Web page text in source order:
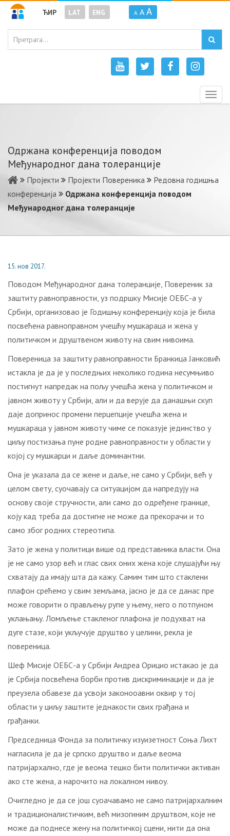
ЋИР LAT ENG A A A
Одржана конференција поводом
Међународног дана толеранције
Пројекти Пројекти Повереника
Редовна годишња
конференција
Одржана конференција поводом
Међународног дана толеранције
15. нов 2017.
Поводом Међународног дана толеранције, Повереник за
заштиту равноправности, уз подршку Мисије ОЕБС-а у
Србији, организовао је Годишњу конференцију која је била
посвећена равноправном учешћу мушкараца и жена у
политичком и друштвеном животу на свим нивоима.
Повереница за заштиту равноправности Бранкица Јанковић
истакла је да је у последњих неколико година несумњиво
постигнут напредак на пољу учешћа жена у политичком и
јавном животу у Србији, али и да верује да данашњи скуп
даје допринос промени перцепције учешћа жена и
мушкараца у јавном животу чиме се показује јединство у
циљу постизања пуне родне равноправности у области у
којој су мушкарци и даље доминантни.
Она је указала да се жене и даље, не само у Србији, већ у
целом свету, суочавају са ситуацијом да напредују на
основу своје стручности, али само до одређене границе,
коју кад треба да достигне не може да прекорачи и то
само због родних стереотипа.
Зато је жена у политици више од представника власти. Она
је не само узор већ и глас свих оних жена које слушајући њу
схватају да имају шта да кажу. Самим тим што стаклени
плафон срећемо у свим земљама, јасно је да се данас пре
може говорити о прављењу рупе у њему, него о потпуном
уклањању. Ломљење стакленог плафона је подухват на
дуге стазе, који укључује друштво у целини, рекла је
повереница.
Шеф Мисије ОЕБС-а у Србији Андреа Орицио истакао је да
је Србија посвећена борби против дискриминације и да је
преузела обавезе да усвоји законооавни оквир у тој
области у циљу заштите једнакости свих грађана и
грађанки.
Председница Фонда за политичку изуизетност Соња Лихт
нагласила је да је српско друштво и даље веома
патријархално, где је веома тешко бити политички активан
ако сте жена, а нарочито на локалном нивоу.
Очигледно је да се још суоачавамо не само патријархалним
и традиционалистичким, већ мизогиним друштвом, које не
може да поднесе жену на политичкој сцени, нити да она